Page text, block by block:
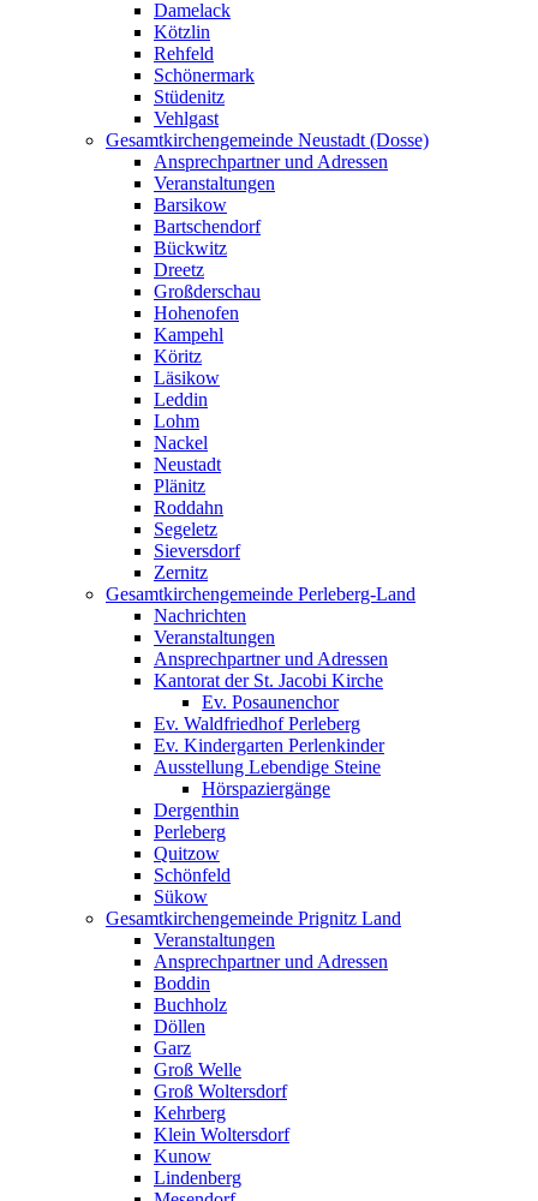
Damelack
Kötzlin
Rehfeld
Schönermark
Stüdenitz
Vehlgast
Gesamtkirchengemeinde Neustadt (Dosse)
Ansprechpartner und Adressen
Veranstaltungen
Barsikow
Bartschendorf
Bückwitz
Dreetz
Großderschau
Hohenofen
Kampehl
Köritz
Läsikow
Leddin
Lohm
Nackel
Neustadt
Plänitz
Roddahn
Segeletz
Sieversdorf
Zernitz
Gesamtkirchengemeinde Perleberg-Land
Nachrichten
Veranstaltungen
Ansprechpartner und Adressen
Kantorat der St. Jacobi Kirche
Ev. Posaunenchor
Ev. Waldfriedhof Perleberg
Ev. Kindergarten Perlenkinder
Ausstellung Lebendige Steine
Hörspaziergänge
Dergenthin
Perleberg
Quitzow
Schönfeld
Sükow
Gesamtkirchengemeinde Prignitz Land
Veranstaltungen
Ansprechpartner und Adressen
Boddin
Buchholz
Döllen
Garz
Groß Welle
Groß Woltersdorf
Kehrberg
Klein Woltersdorf
Kunow
Lindenberg